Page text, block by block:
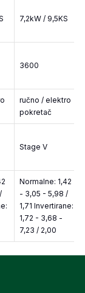
7,2kW / 9,5KS
3600
ručno / elektro
pokretač
Stage V
Normalne: 1,42
- 3,05 - 5,98 /
1,71 Invertirane:
1,72 - 3,68 -
7,23 / 2,00